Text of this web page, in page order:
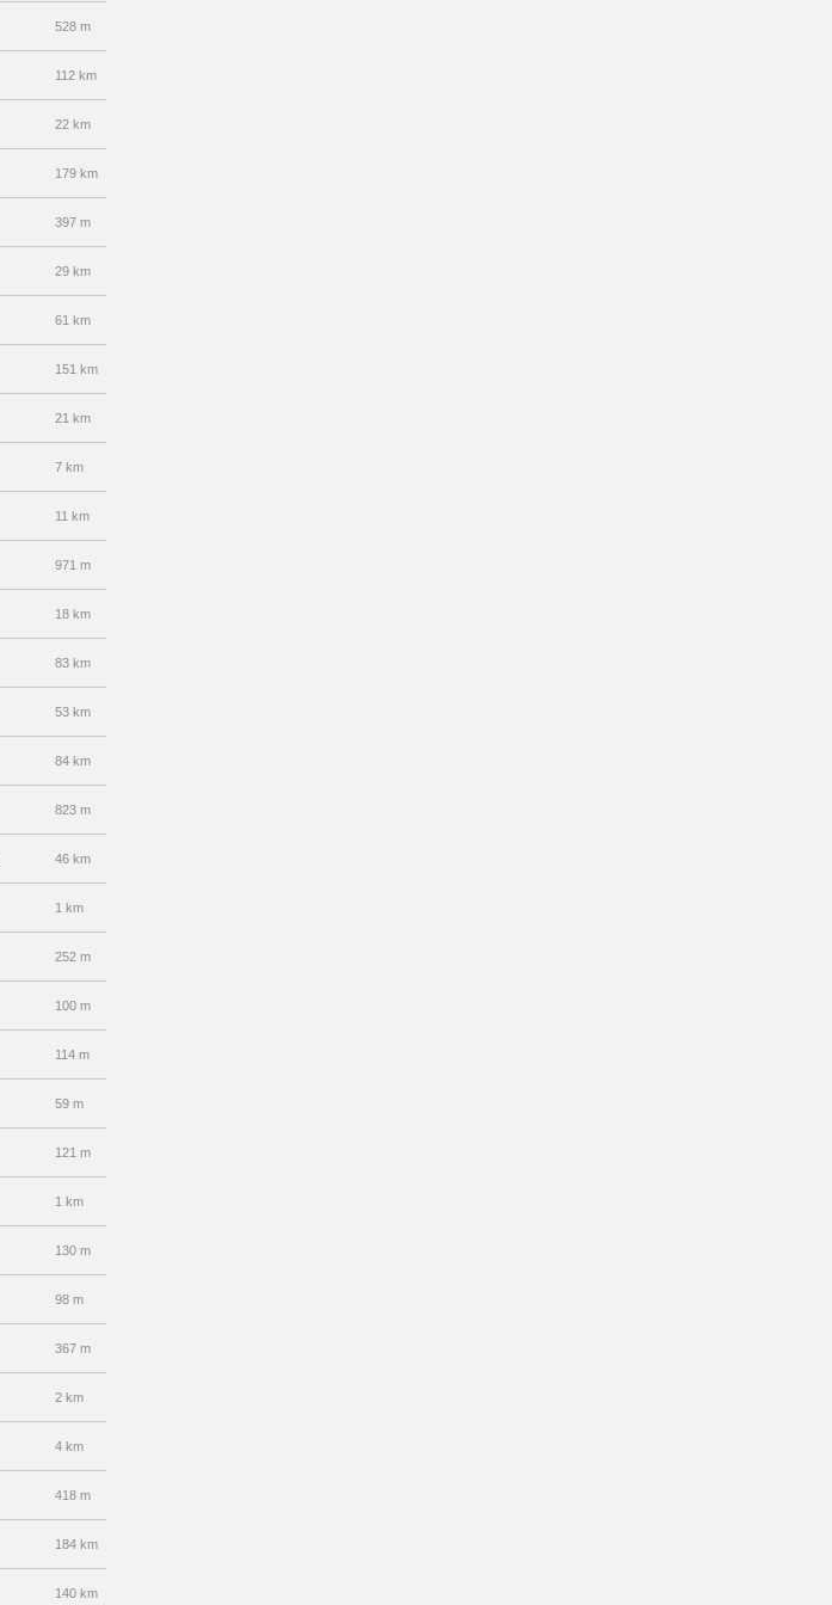
528 m
112 km
22 km
179 km
397 m
29 km
61 km
151 km
21 km
7 km
11 km
971 m
18 km
83 km
53 km
84 km
823 m
46 km
1 km
252 m
100 m
114 m
59 m
121 m
1 km
130 m
98 m
367 m
2 km
4 km
418 m
184 km
140 km